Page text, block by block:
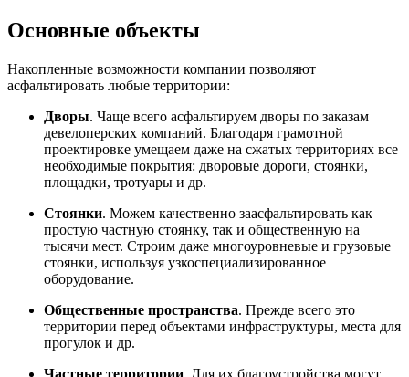
Основные объекты
Накопленные возможности компании позволяют
асфальтировать любые территории:
Дворы. Чаще всего асфальтируем дворы по заказам
девелоперских компаний. Благодаря грамотной
проектировке умещаем даже на сжатых территориях все
необходимые покрытия: дворовые дороги, стоянки,
площадки, тротуары и др.
Стоянки. Можем качественно заасфальтировать как
простую частную стоянку, так и общественную на
тысячи мест. Строим даже многоуровневые и грузовые
стоянки, используя узкоспециализированное
оборудование.
Общественные пространства. Прежде всего это
территории перед объектами инфраструктуры, места для
прогулок и др.
Частные территории. Для их благоустройства могут